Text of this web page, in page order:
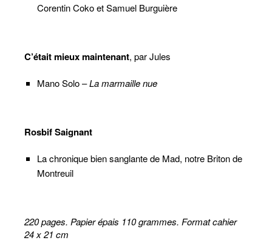
Corentin Coko et Samuel Burguière
C’était mieux maintenant, par Jules
Mano Solo –La marmaille nue
Rosbif Saignant
La chronique bien sanglante de Mad, notre Briton de
Montreuil
220 pages. Papier épais 110 grammes. Format cahier
24 x 21 cm